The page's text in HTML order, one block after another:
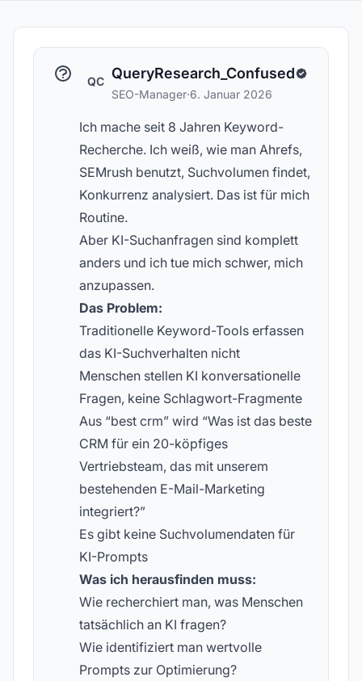
QC QueryResearch_Confused
SEO-Manager·6. Januar 2026
Ich mache seit 8 Jahren Keyword-
Recherche. Ich weiß, wie man Ahrefs,
SEMrush benutzt, Suchvolumen findet,
Konkurrenz analysiert. Das ist für mich
Routine.
Aber KI-Suchanfragen sind komplett
anders und ich tue mich schwer, mich
anzupassen.
Das Problem:
Traditionelle Keyword-Tools erfassen
das KI-Suchverhalten nicht
Menschen stellen KI konversationelle
Fragen, keine Schlagwort-Fragmente
Aus “best crm” wird “Was ist das beste
CRM für ein 20-köpfiges
Vertriebsteam, das mit unserem
bestehenden E-Mail-Marketing
integriert?”
Es gibt keine Suchvolumendaten für
KI-Prompts
Was ich herausfinden muss:
Wie recherchiert man, was Menschen
tatsächlich an KI fragen?
Wie identifiziert man wertvolle
Prompts zur Optimierung?